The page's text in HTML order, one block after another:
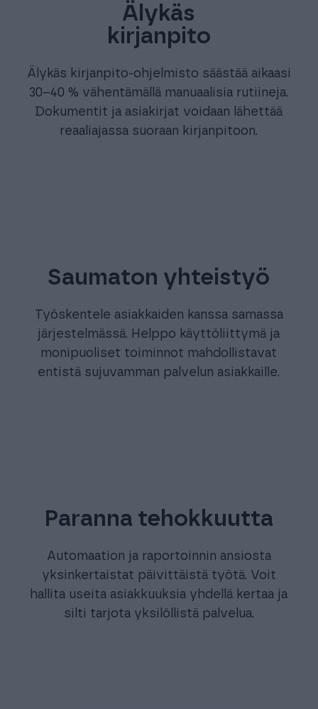
Älykäs
kirjanpito
Älykäs kirjanpito-ohjelmisto säästää aikaasi
30–40 % vähentämällä manuaalisia rutiineja.
Dokumentit ja asiakirjat voidaan lähettää
reaaliajassa suoraan kirjanpitoon.
Saumaton yhteistyö
Työskentele asiakkaiden kanssa samassa
järjestelmässä. Helppo käyttöliittymä ja
monipuoliset toiminnot mahdollistavat
entistä sujuvamman palvelun asiakkaille.
Paranna tehokkuutta
Automaation ja raportoinnin ansiosta
yksinkertaistat päivittäistä työtä. Voit
hallita useita asiakkuuksia yhdellä kertaa ja
silti tarjota yksilöllistä palvelua.